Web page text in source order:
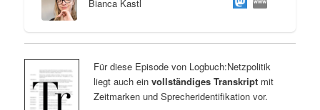
Bianca Kastl
Für diese Episode von Logbuch:Netzpolitik
liegt auch ein vollständiges Transkriptmit
Zeitmarken und Sprecheridentifikation vor.